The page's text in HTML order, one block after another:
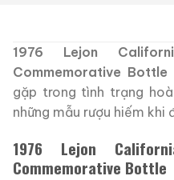
1976 Lejon
Commemorative Bottle
gặp trong tình trạng
những mẫu rượu hiếm khi
1976 Lejon
Commemorative Bottle